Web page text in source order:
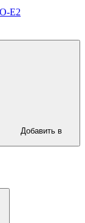
E2
Добавить в